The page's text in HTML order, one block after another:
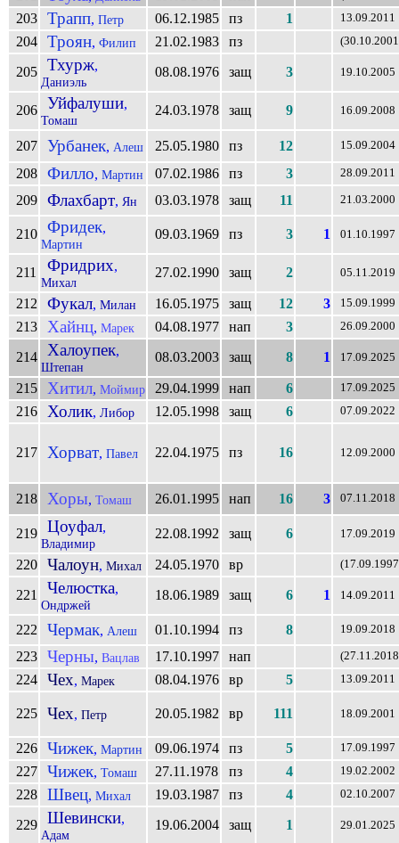
203 Трапп, Петр 06.12.1985 пз 1 13.09.2011
204 Троян, Филип 21.02.1983 пз
205 Тхурж,
Даниэль
08.08.1976 защ 3 19.10.2005
206 Уйфалуши,
Томаш
24.03.1978 защ 9 16.09.2008
207 Урбанек, Алеш 25.05.1980 пз 12 15.09.2004
208 Филло, Мартин 07.02.1986 пз 3 28.09.2011
209 Флахбарт, Ян 03.03.1978 защ 11 21.03.2000
210 Фридек,
Мартин
09.03.1969 пз 3 1 01.10.1997
211 Фридрих,
Михал
27.02.1990 защ 2 05.11.2019
212 Фукал, Милан 16.05.1975 защ 12 3 15.09.1999
213 Хайнц, Марек 04.08.1977 нап 3 26.09.2000
214 Халоупек,
Штепан
08.03.2003 защ 8 1 17.09.2025
215 Хитил, Моймир 29.04.1999 нап 6 17.09.2025
216 Холик, Либор 12.05.1998 защ 6 07.09.2022
217 Хорват, Павел 22.04.1975 пз 16 12.09.2000
218 Хоры, Томаш 26.01.1995 нап 16 3 07.11.2018
219 Цоуфал,
Владимир
22.08.1992 защ 6 17.09.2019
220 Чалоун, Михал 24.05.1970 вр
221 Челюстка,
Ондржей
18.06.1989 защ 6 1 14.09.2011
222 Чермак, Алеш 01.10.1994 пз 8 19.09.2018
223 Черны, Вацлав 17.10.1997 нап
224 Чех, Марек 08.04.1976 вр 5 13.09.2011
225 Чех, Петр 20.05.1982 вр 111 18.09.2001
226 Чижек, Мартин 09.06.1974 пз 5 17.09.1997
227 Чижек, Томаш 27.11.1978 пз 4 19.02.2002
228 Швец, Михал 19.03.1987 пз 4 02.10.2007
229 Шевински,
Адам
19.06.2004 защ 1 29.01.2025